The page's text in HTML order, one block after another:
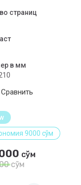
страниц
в мм
Сравнить
9000 сўм
сўм
сўм